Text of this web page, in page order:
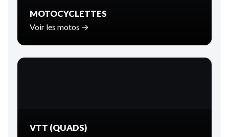
MOTOCYCLETTES
Voir les motos →
VTT (QUADS)